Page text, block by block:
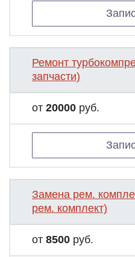
Ремонт
запчасти)
от 20000 руб.
Замена рем.
рем. комплект)
от 8500 руб.